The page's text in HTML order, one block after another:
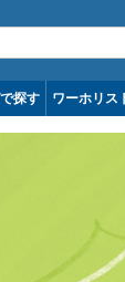
探す ワーホリス